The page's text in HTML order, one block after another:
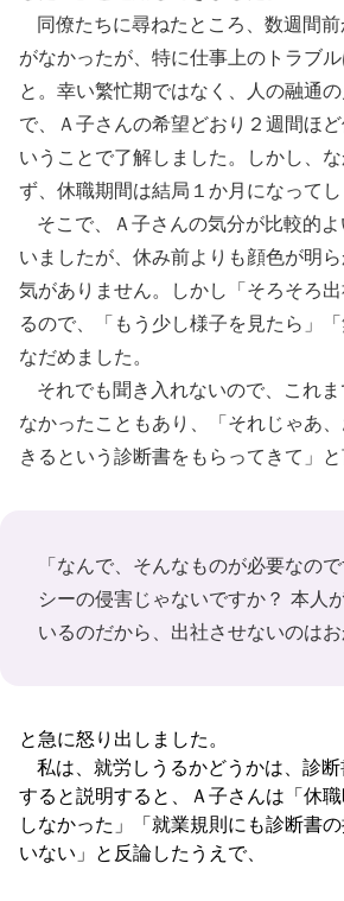
同僚たちに尋ねたところ、数週間
がなかったが、特に仕事上のトラブ
と。幸い繁忙期ではなく、人の融通
で、Ａ子さんの希望どおり２週間ほ
いうことで了解しました。しかし、
ず、休職期間は結局１か月になってし
そこで、Ａ子さんの気分が比較的
いましたが、休み前よりも顔色が明
気がありません。しかし「そろそろ
るので、「もう少し様子を見たら」
なだめました。
それでも聞き入れないので、これ
なかったこともあり、「それじゃあ
きるという診断書をもらってきて」と
「なんで、そんなものが必要なの
シーの侵害じゃないですか？ 本人
いるのだから、出社させないのはお
と急に怒り出しました。
私は、就労しうるかどうかは、診
すると説明すると、Ａ子さんは「休
しなかった」「就業規則にも診断書
いない」と反論したうえで、